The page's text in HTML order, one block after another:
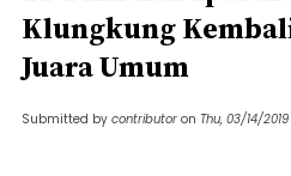
Klungkung
Juara Umum
Submitted by contributor on Thu, 03/14/